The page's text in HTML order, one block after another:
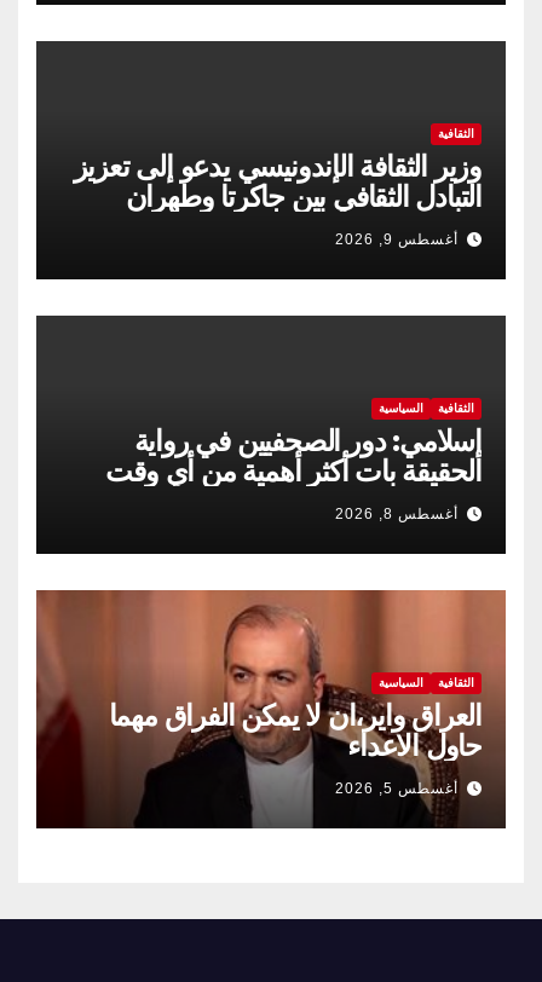
الثقافية
وزير الثقافة الإندونيسي يدعو إلى تعزيز
التبادل الثقافي بين جاكرتا وطهران
أغسطس 9, 2026
الثقافية السياسية
إسلامي: دور الصحفيين في رواية
الحقيقة بات أكثر أهمية من أي وقت
مضى
أغسطس 8, 2026
الثقافية السياسية
العراق واير،ان لا يمكن الفراق مهما
حاول الاعداء
أغسطس 5, 2026